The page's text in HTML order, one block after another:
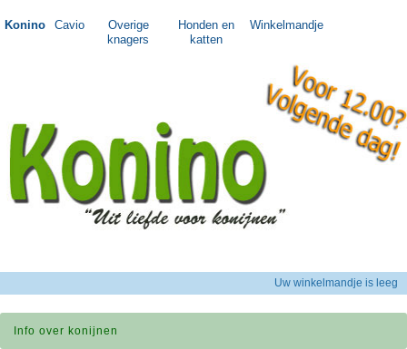
Konino Cavio
Overige
knagers
Honden en
katten
Winkelmandje
Uw winkelmandje is leeg
Info over konijnen